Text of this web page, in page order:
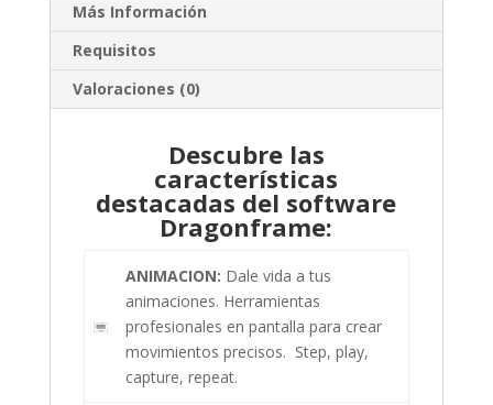
Más Información
Requisitos
Valoraciones (0)
Descubre las
características
destacadas del software
Dragonframe:
ANIMACION: Dale vida a tus
animaciones. Herramientas
profesionales en pantalla para crear
movimientos precisos. Step, play,
capture, repeat.